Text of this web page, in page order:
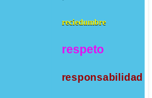
reciedumbre
respeto
responsabilidad